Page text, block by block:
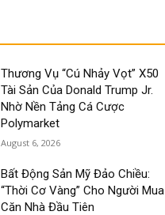
Thương Vụ “Cú Nhảy Vọt” X50
Tài Sản Của Donald Trump Jr.
Nhờ Nền Tảng Cá Cược
Polymarket
August 6, 2026
Bất Động Sản Mỹ Đảo Chiều:
“Thời Cơ Vàng” Cho Người Mua
Căn Nhà Đầu Tiên